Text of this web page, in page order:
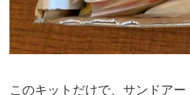
このキットだけで、サンドア